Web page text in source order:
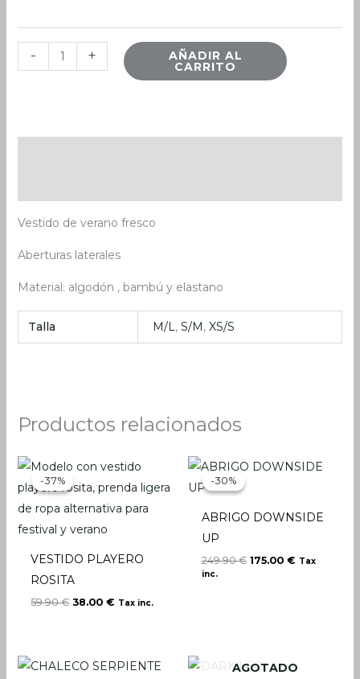
- + AÑADIR AL
CARRITO
Vestido de verano fresco
Aberturas laterales
Material: algodón , bambú y elastano
Talla M/L,S/M ,XS/S
Productos relacionados
-37%
-37%
VESTIDO PLAYERO
ROSITA
59.90€
precio
original
59.90 €.
38.00€
El
precio
actual
38.00 €.
Tax inc.
-30%
-30%
ABRIGO DOWNSIDE
UP
249.90€
El
precio
249.90 €.
175.00 €
El
precio
175.00 €.
Tax
inc.
AGOTADO